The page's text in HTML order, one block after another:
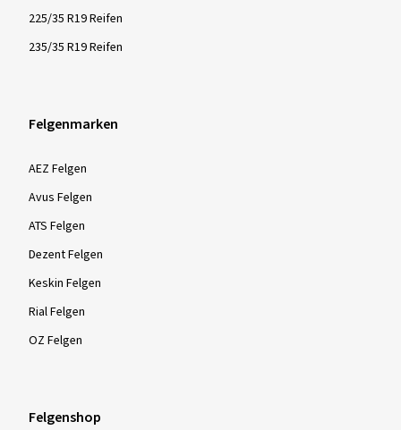
225/35 R19 Reifen
235/35 R19 Reifen
Felgenmarken
AEZ Felgen
Avus Felgen
ATS Felgen
Dezent Felgen
Keskin Felgen
Rial Felgen
OZ Felgen
Felgenshop